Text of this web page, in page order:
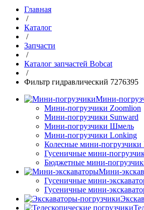
Главная
/
Каталог
/
Запчасти
/
Каталог запчастей Bobcat
/
Фильтр гидравлический 7276395
Мини-
Мини-погрузчики Zoomlion
Мини-погрузчики Sunward
Мини-погрузчики Шмель
Мини-погрузчики Lonking
Колесные мини-погрузчики
Гусеничные мини-
Бюджетные мини-
Мини-
Гусеничные мини-
Гусеничные мини-